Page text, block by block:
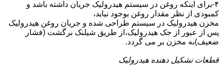
۴-برای اینکه روغن در سیستم هیدرولیک جریان داشته باشد و
کمبودی از نظر مقدار روغن بوجود نیاید،
مخزن هیدرولیک در سیستم طراحی شده و جریان روغن هیدرولیک
پس از عبور از جک هیدرولیک،از طریق شیلنک برگشت (فشار
ضعیف)به مخزن بر می گردد.
قطعات تشکیل دهنده هیدرولیک